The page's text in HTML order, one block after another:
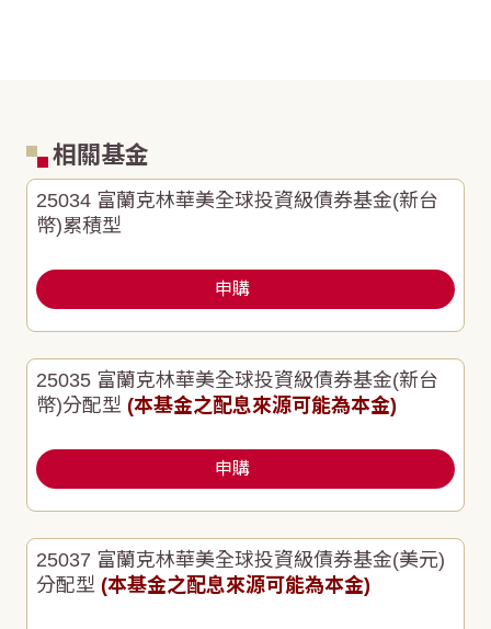
相關基金
25034 富蘭克林華美全球投資級債券基金(新台
幣)累積型
申購
25035 富蘭克林華美全球投資級債券基金(新台
幣)分配型 (本基金之配息來源可能為本金)
申購
25037 富蘭克林華美全球投資級債券基金(美元)
分配型 (本基金之配息來源可能為本金)